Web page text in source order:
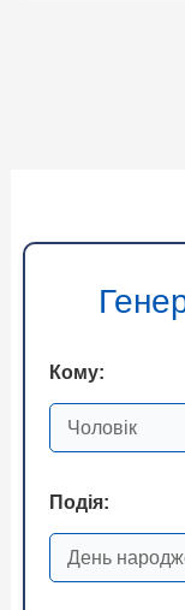
Кому:
Подія: